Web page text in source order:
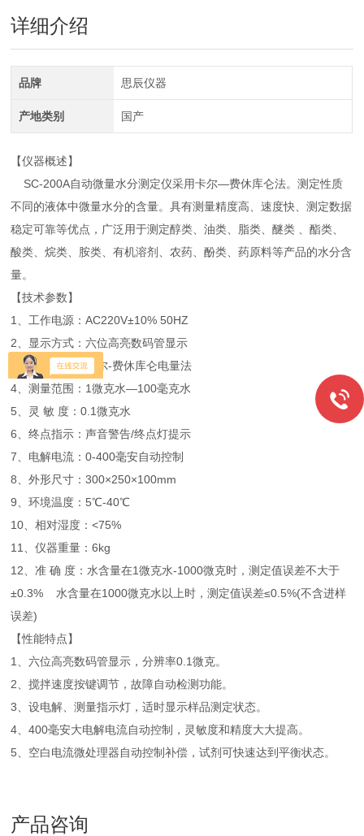
详细介绍
品牌 思辰仪器
产地类别 国产
【仪器概述】
SC-200A自动微量水分测定仪采用卡尔—费休库仑法。测定性质
不同的液体中微量水分的含量。具有测量精度高、速度快、测定数据
稳定可靠等优点，广泛用于测定醇类、油类、脂类、醚类 、酯类、
酸类、烷类、胺类、有机溶剂、农药、酚类、药原料等产品的水分含
量。
【技术参数】
1、工作电源：AC220V±10% 50HZ
2、显示方式：六位高亮数码管显示
3、测定方式：卡尔-费休库仑电量法
4、测量范围：1微克水—100毫克水
5、灵 敏 度：0.1微克水
6、终点指示：声音警告/终点灯提示
7、电解电流：0-400毫安自动控制
8、外形尺寸：300×250×100mm
9、环境温度：5℃-40℃
10、相对湿度：<75%
11、仪器重量：6kg
12、准 确 度：水含量在1微克水-1000微克时，测定值误差不大于
±0.3% 水含量在1000微克水以上时，测定值误差≤0.5%(不含进样
误差)
【性能特点】
1、六位高亮数码管显示，分辨率0.1微克。
2、搅拌速度按键调节，故障自动检测功能。
3、设电解、测量指示灯，适时显示样品测定状态。
4、400毫安大电解电流自动控制，灵敏度和精度大大提高。
5、空白电流微处理器自动控制补偿，试剂可快速达到平衡状态。
产品咨询